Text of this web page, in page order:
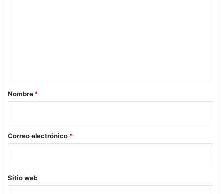
r
*
Nombre *
Correo electrónico *
Sitio web